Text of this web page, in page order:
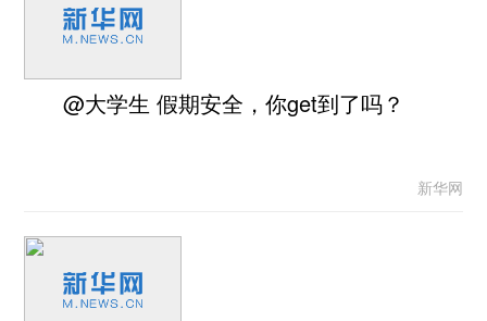
@大学生 假期安全，你get到了吗？
新华网